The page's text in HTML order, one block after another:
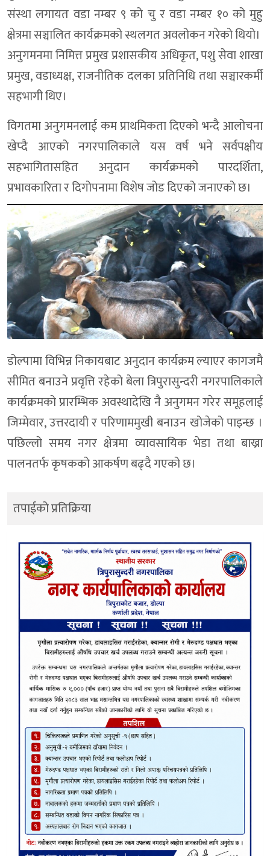
संस्था लगायत वडा नम्बर ९ को चु र वडा नम्बर १० को मुहु
क्षेत्रमा सञ्चालित कार्यक्रमको स्थलगत अवलोकन गरेको थियो।
अनुगमनमा निमित्त प्रमुख प्रशासकीय अधिकृत, पशु सेवा शाखा
प्रमुख, वडाध्यक्ष, राजनीतिक दलका प्रतिनिधि तथा सञ्चारकर्मी
सहभागी थिए।
विगतमा अनुगमनलाई कम प्राथमिकता दिएको भन्दै आलोचना
खेप्दै आएको नगरपालिकाले यस वर्ष भने सर्वपक्षीय
सहभागितासहित अनुदान कार्यक्रमको पारदर्शिता,
प्रभावकारिता र दिगोपनामा विशेष जोड दिएको जनाएको छ।
डोल्पामा विभिन्न निकायबाट अनुदान कार्यक्रम ल्याएर कागजमै
सीमित बनाउने प्रवृत्ति रहेको बेला त्रिपुरासुन्दरी नगरपालिकाले
कार्यक्रमको प्रारम्भिक अवस्थादेखि नै अनुगमन गरेर समूहलाई
जिम्मेवार, उत्तरदायी र परिणाममुखी बनाउन खोजेको पाइन्छ ।
पछिल्लो समय नगर क्षेत्रमा व्यावसायिक भेडा तथा बाख्रा
पालनतर्फ कृषकको आकर्षण बढ्दै गएको छ।
तपाईको प्रतिक्रिया